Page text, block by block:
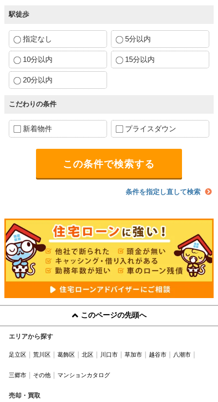
駅徒歩
指定なし 5分以内
10分以内 15分以内
20分以内
こだわりの条件
新着物件 プライスダウン
条件を指定し直して検索
このページの先頭へ
エリアから探す
足立区 荒川区 葛飾区 北区 川口市 草加市 越谷市 八潮市
三郷市 その他 マンションカタログ
売却・買取